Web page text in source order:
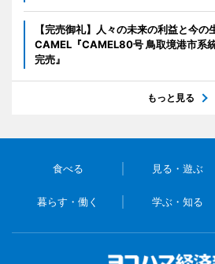
【完売御礼】人々の未来の利益と今の
CAMEL『CAMEL80号 鳥取境港市系
完売』
もっと見る
食べる 見る・遊ぶ
暮らす・働く 学ぶ・知る